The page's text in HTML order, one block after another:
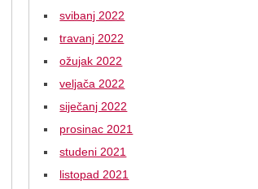
svibanj 2022
travanj 2022
ožujak 2022
veljača 2022
siječanj 2022
prosinac 2021
studeni 2021
listopad 2021